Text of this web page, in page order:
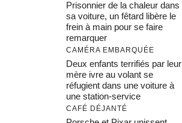
Prisonnier de la chaleur dans
sa voiture, un fêtard libère le
frein à main pour se faire
remarquer
CAMÉRA EMBARQUÉE
Deux enfants terrifiés par leur
mère ivre au volant se
réfugient dans une voiture à
une station-service
CAFÉ DÉJANTÉ